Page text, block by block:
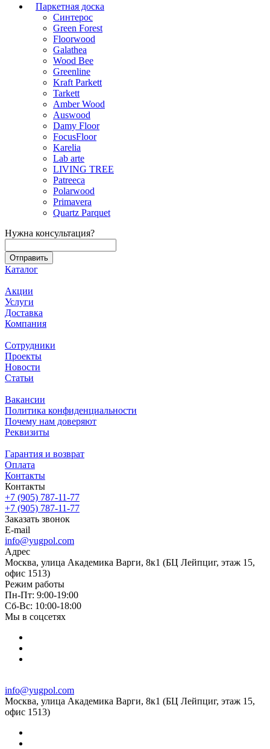
Паркетная доска
Синтерос
Green Forest
Floorwood
Galathea
Wood Bee
Greenline
Kraft Parkett
Tarkett
Amber Wood
Auswood
Damy Floor
FocusFloor
Karelia
Lab arte
LIVING TREE
Patreeca
Polarwood
Primavera
Quartz Parquet
Нужна консультация?
Каталог
Акции
Услуги
Доставка
Компания
Сотрудники
Проекты
Новости
Статьи
Вакансии
Политика конфиденциальности
Почему нам доверяют
Реквизиты
Гарантия и возврат
Оплата
Контакты
Контакты
+7 (905) 787-11-77
+7 (905) 787-11-77
Заказать звонок
E-mail
info@yugpol.com
Адрес
Москва, улица Академика Варги, 8к1 (БЦ Лейпциг, этаж 15,
офис 1513)
Режим работы
Пн-Пт: 9:00-19:00
Cб-Вс: 10:00-18:00
Мы в соцсетях
info@yugpol.com
Москва, улица Академика Варги, 8к1 (БЦ Лейпциг, этаж 15,
офис 1513)